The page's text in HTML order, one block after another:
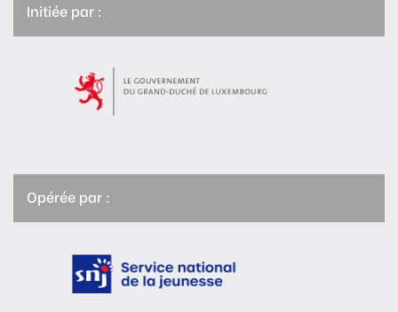
Initiée par :
Opérée par :